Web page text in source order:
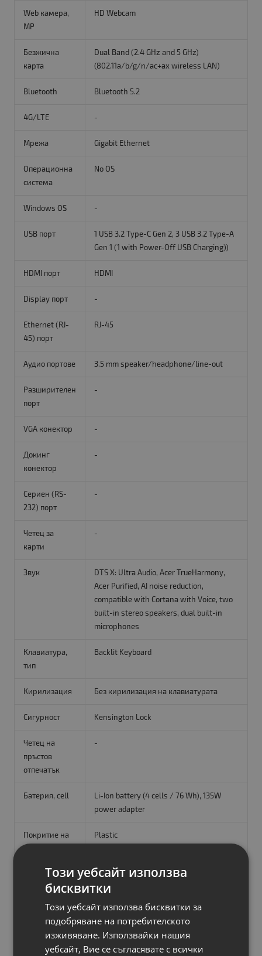
Web камера,
MP
HD Webcam
Безжична
карта
Dual Band (2.4 GHz and 5 GHz)
(802.11a/b/g/n/ac+ax wireless LAN)
Bluetooth Bluetooth 5.2
4G/LTE -
Мрежа Gigabit Ethernet
Операционна
система
No OS
Windows OS -
USB порт
1 USB 3.2 Type-C Gen 2, 3 USB 3.2 Type-A
Gen 1 (1 with Power-Off USB Charging))
HDMI порт HDMI
Display порт -
Ethernet (RJ-
45) порт
RJ-45
Аудио портове 3.5 mm speaker/headphone/line-out
Разширителен
порт
-
VGA конектор -
Докинг
конектор
-
Сериен (RS-
232) порт
-
Четец за
карти
-
Звук
DTS X: Ultra Audio, Acer TrueHarmony,
Acer Purified, AI noise reduction,
compatible with Cortana with Voice, two
built-in stereo speakers, dual built-in
microphones
Клавиатура,
тип
Backlit Keyboard
Кирилизация Без кирилизация на клавиатурата
Сигурност Kensington Lock
Четец на
пръстов
отпечатък
-
Батерия, cell
Li-Ion battery (4 cells / 76 Wh), 135W
power adapter
Покритие на
корпуса
Plastic
Размери (Ш,
Д, В), cm
36.2 x 23.9 x 2.4 cm
Black
Тегло, kg 2.10 kg
Този уебсайт използва
бисквитки
Този уебсайт използва бисквитки за
подобряване на потребителското
изживяване. Използвайки нашия
уебсайт, Вие се съгласявате с всички